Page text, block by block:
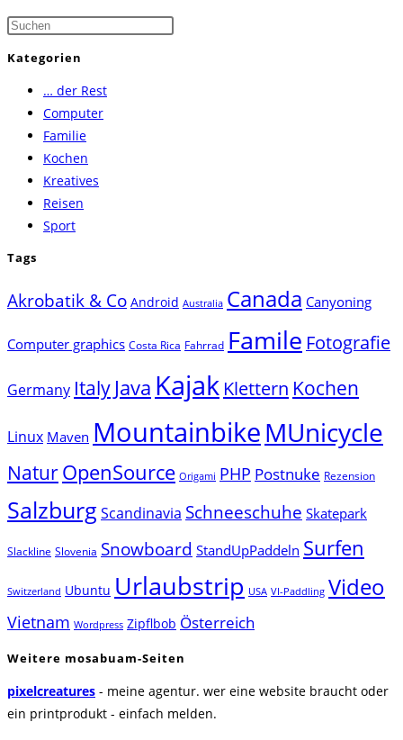
Kategorien
… der Rest
Computer
Familie
Kochen
Kreatives
Reisen
Sport
Tags
Akrobatik & Co Android Australia Canada Canyoning
Computer graphics Costa Rica Fahrrad Famile Fotografie
Germany Italy Java Kajak Klettern Kochen
Linux Maven MountainbikeMUnicycle
NaturOpenSource Origami PHP Postnuke Rezension
SalzburgScandinavia Schneeschuhe Skatepark
Slackline Slovenia Snowboard StandUpPaddeln Surfen
Switzerland Ubuntu Urlaubstrip USA VI-Paddling Video
Vietnam Wordpress Zipflbob Österreich
Weitere mosabuam-Seiten
pixelcreatures - meine agentur. wer eine website braucht oder
ein printprodukt - einfach melden.